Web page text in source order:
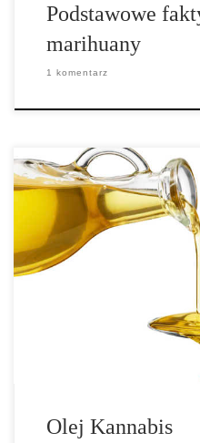
Podstawowe
marihuany
1 komentarz
Olej z nasion konopi jest
wyłącznie z nasion konopi.
nasion konopi jest już
Jest on również często
dietetyków oraz kucharzy.
szerszy termin, który może
konopi, który obejmuje
Olej Kannabis